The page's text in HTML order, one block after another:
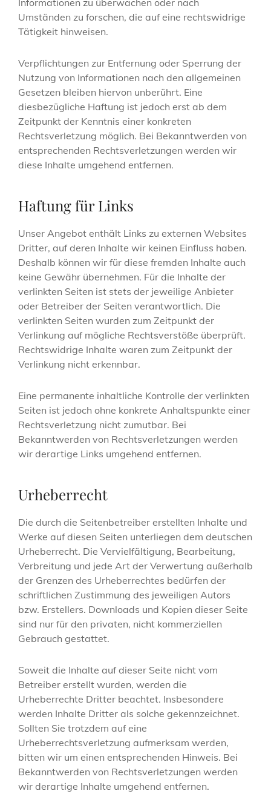
Informationen zu überwachen oder nach
Umständen zu forschen, die auf eine rechtswidrige
Tätigkeit hinweisen.
Verpflichtungen zur Entfernung oder Sperrung der
Nutzung von Informationen nach den allgemeinen
Gesetzen bleiben hiervon unberührt. Eine
diesbezügliche Haftung ist jedoch erst ab dem
Zeitpunkt der Kenntnis einer konkreten
Rechtsverletzung möglich. Bei Bekanntwerden von
entsprechenden Rechtsverletzungen werden wir
diese Inhalte umgehend entfernen.
Haftung für Links
Unser Angebot enthält Links zu externen Websites
Dritter, auf deren Inhalte wir keinen Einfluss haben.
Deshalb können wir für diese fremden Inhalte auch
keine Gewähr übernehmen. Für die Inhalte der
verlinkten Seiten ist stets der jeweilige Anbieter
oder Betreiber der Seiten verantwortlich. Die
verlinkten Seiten wurden zum Zeitpunkt der
Verlinkung auf mögliche Rechtsverstöße überprüft.
Rechtswidrige Inhalte waren zum Zeitpunkt der
Verlinkung nicht erkennbar.
Eine permanente inhaltliche Kontrolle der verlinkten
Seiten ist jedoch ohne konkrete Anhaltspunkte einer
Rechtsverletzung nicht zumutbar. Bei
Bekanntwerden von Rechtsverletzungen werden
wir derartige Links umgehend entfernen.
Urheberrecht
Die durch die Seitenbetreiber erstellten Inhalte und
Werke auf diesen Seiten unterliegen dem deutschen
Urheberrecht. Die Vervielfältigung, Bearbeitung,
Verbreitung und jede Art der Verwertung außerhalb
der Grenzen des Urheberrechtes bedürfen der
schriftlichen Zustimmung des jeweiligen Autors
bzw. Erstellers. Downloads und Kopien dieser Seite
sind nur für den privaten, nicht kommerziellen
Gebrauch gestattet.
Soweit die Inhalte auf dieser Seite nicht vom
Betreiber erstellt wurden, werden die
Urheberrechte Dritter beachtet. Insbesondere
werden Inhalte Dritter als solche gekennzeichnet.
Sollten Sie trotzdem auf eine
Urheberrechtsverletzung aufmerksam werden,
bitten wir um einen entsprechenden Hinweis. Bei
Bekanntwerden von Rechtsverletzungen werden
wir derartige Inhalte umgehend entfernen.